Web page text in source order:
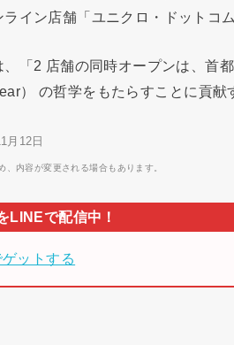
イン店舗「ユニクロ・ドットコ
「2 店舗の同時オープンは、首
） の哲学をもたらすことに貢献
月12日
内容が変更される場合もあります。
ットする